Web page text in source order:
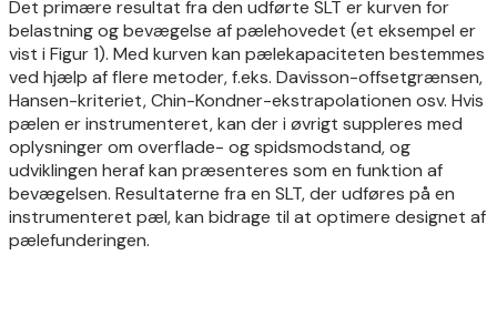
Det primære resultat fra den udførte SLT er kurven for
belastning og bevægelse af pælehovedet (et eksempel er
vist i Figur 1). Med kurven kan pælekapaciteten bestemmes
ved hjælp af flere metoder, f.eks. Davisson-offsetgrænsen,
Hansen-kriteriet, Chin-Kondner-ekstrapolationen osv. Hvis
pælen er instrumenteret, kan der i øvrigt suppleres med
oplysninger om overflade- og spidsmodstand, og
udviklingen heraf kan præsenteres som en funktion af
bevægelsen. Resultaterne fra en SLT, der udføres på en
instrumenteret pæl, kan bidrage til at optimere designet af
pælefunderingen.